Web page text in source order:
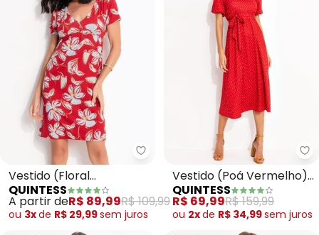
Quintess - Vestido (Floral
Vestido (Floral
Vermelho) em Malha de
Viscose
QUINTESS
A partir deR$ 89,99R$ 109,99
ou 3xde R$ 29,99sem juros
Vestido (Poá Vermelho)
em Malha Fria
QUINTESS
R$ 69,99R$ 159,99
ou 2xde R$ 34,99sem juros